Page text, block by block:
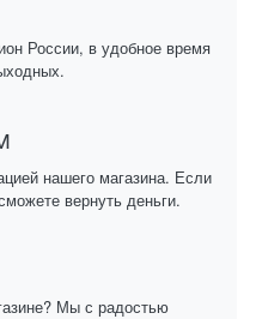
России, в удобное время
нашего магазина. Если
вернуть деньги.
Мы с радостью